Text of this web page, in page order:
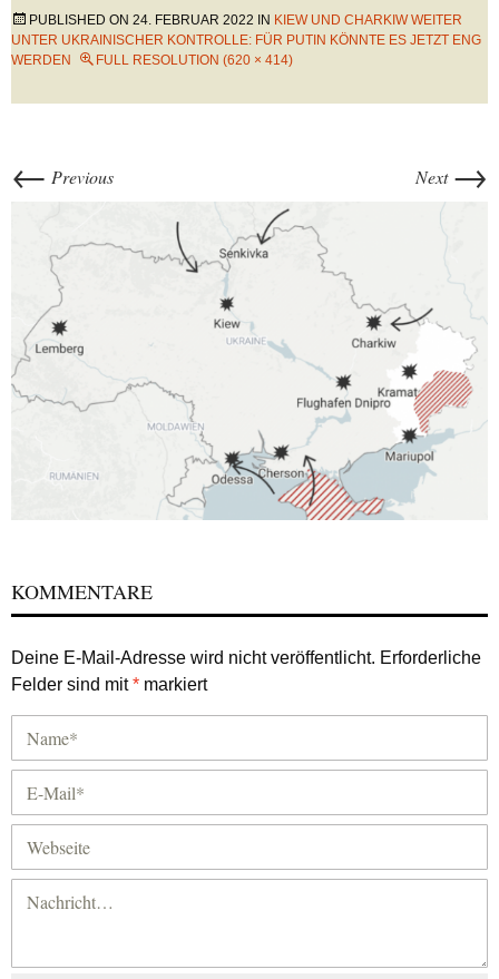
PUBLISHED ON 24. FEBRUAR 2022 IN KIEW UND CHARKIW WEITER
UNTER UKRAINISCHER KONTROLLE: FÜR PUTIN KÖNNTE ES JETZT ENG
WERDEN
FULL RESOLUTION (620 × 414)
← Previous Next →
KOMMENTARE
Deine E-Mail-Adresse wird nicht veröffentlicht. Erforderliche
Felder sind mit* markiert